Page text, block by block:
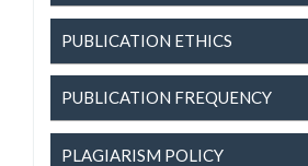
PUBLICATION ETHICS
PUBLICATION FREQUENCY
PLAGIARISM POLICY